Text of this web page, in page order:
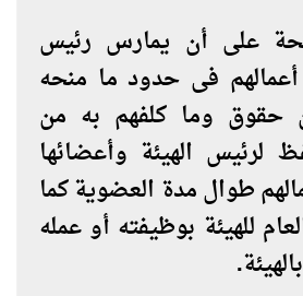
على أن يمارس رئيس
فى حدود ما منحه
حقوق وما كلفهم به من
لرئيس الهيئة وأعضائها
طوال مدة العضوية كما
للهيئة بوظيفته أو عمله